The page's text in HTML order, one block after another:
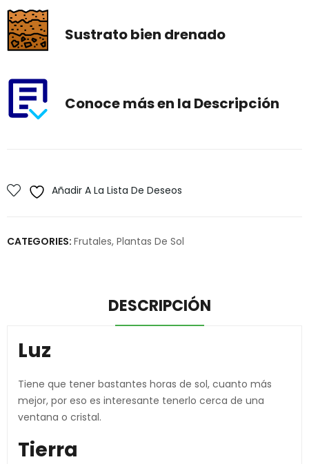
Sustrato bien drenado
Conoce más en la Descripción
Añadir A La Lista De Deseos
CATEGORIES: Frutales, Plantas De Sol
DESCRIPCIÓN
Luz
Tiene que tener bastantes horas de sol, cuanto más
mejor, por eso es interesante tenerlo cerca de una
ventana o cristal.
Tierra